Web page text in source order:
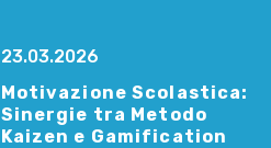
23.03.2026
Motivazione Scolastica:
Sinergie tra Metodo
Kaizen e Gamification